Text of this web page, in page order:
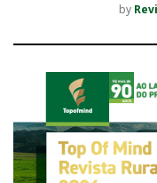
by